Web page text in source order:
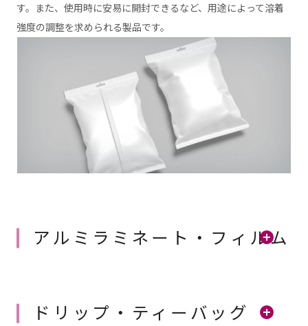
す。また、使用時に安易に開封できるなど、用途によって溶着
強度の調整を求められる製品です。
アルミラミネート・フィルム
ドリップ・ティーバッグ